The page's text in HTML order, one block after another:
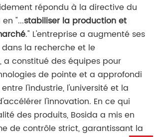
répondu à la directive du
"...stabiliser la production et
." L'entreprise a augmenté ses
la recherche et le
a constitué des équipes pour
de pointe et a approfondi
l'industrie, l'université et la
l'innovation. En ce qui
des produits, Bosida a mis en
de contrôle strict, garantissant la